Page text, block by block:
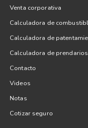
Venta corporativa
Calculadora de
Calculadora de
Calculadora de prendarios
Contacto
Videos
Notas
Cotizar seguro